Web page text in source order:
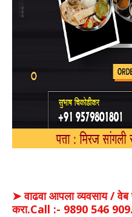
➤ वाढवा आपला व्यवसाय / वेब
करा.Call :- 9890 546 909.